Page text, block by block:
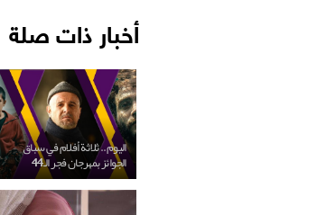
أخبار ذات صلة
اليوم.. ثلاثة أفلام في سباق
الجوائز بمهرجان فجر الـ44